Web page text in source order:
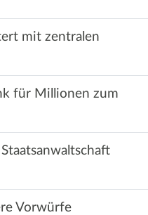
mit zentralen
für Millionen zum
Vorwürfe